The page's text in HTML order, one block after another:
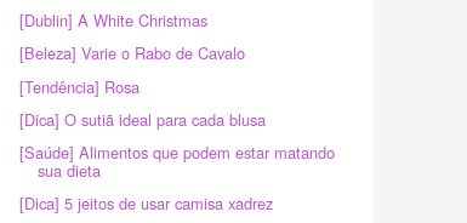
[Dublin] A White Christmas
[Beleza] Varie o Rabo de Cavalo
[Tendência] Rosa
[Dica] O sutiã ideal para cada blusa
[Saúde] Alimentos que podem estar matando
sua dieta
[Dica] 5 jeitos de usar camisa xadrez